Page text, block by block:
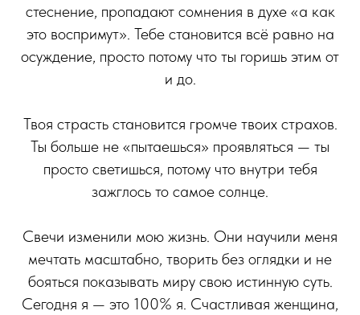
стеснение, пропадают сомнения в духе «а как
это воспримут». Тебе становится всё равно на
осуждение, просто потому что ты горишь этим от
и до.
Твоя страсть становится громче твоих страхов.
Ты больше не «пытаешься» проявляться — ты
просто светишься, потому что внутри тебя
зажглось то самое солнце.
Свечи изменили мою жизнь. Они научили меня
мечтать масштабно, творить без оглядки и не
бояться показывать миру свою истинную суть.
Сегодня я — это 100% я. Счастливая женщина,